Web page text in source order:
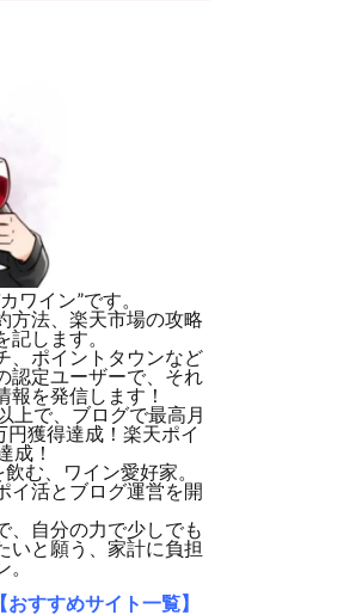
ワイン”です。
方法、楽天市場の攻略
します。
、ポイントタウンなど
認定ユーザーで、それ
報を発信します！
上で、ブログで最高月
獲得達成！楽天ポイ
成！
む、ワイン愛好家。
イ活とブログ運営を開
、自分の力で少しでも
いと願う、家計に負担
すすめサイト一覧】